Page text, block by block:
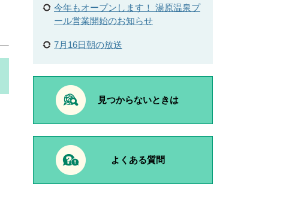
今年もオープンします！ 湯原温泉プ
ール営業開始のお知らせ
7月16日朝の放送
見つからないときは
よくある質問